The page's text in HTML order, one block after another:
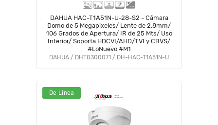
DAHUA HAC-T1A51N-U-28-S2 - Cámara
Domo de 5 Megapixeles/ Lente de 2.8mm/
106 Grados de Apertura/ IR de 25 Mts/ Uso
Interior/ Soporta HDCVI/AHD/TVI y CBVS/
#LoNuevo #M1
DAHUA / DHT0300071 / DH-HAC-T1A51N-U
De Línea